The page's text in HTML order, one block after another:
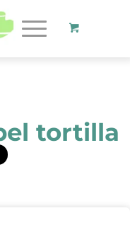
tortilla